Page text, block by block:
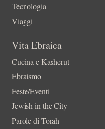
Tecnologia
Viaggi
Vita Ebraica
Cucina e Kasherut
Ebraismo
Feste/Eventi
Jewish in the City
Parole di Torah